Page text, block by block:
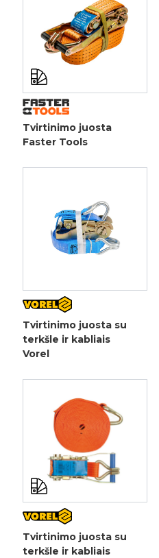
Tvirtinimo juosta
Faster Tools
Tvirtinimo juosta su
terkšle ir kabliais
Vorel
Tvirtinimo juosta su
terkšle ir kabliais